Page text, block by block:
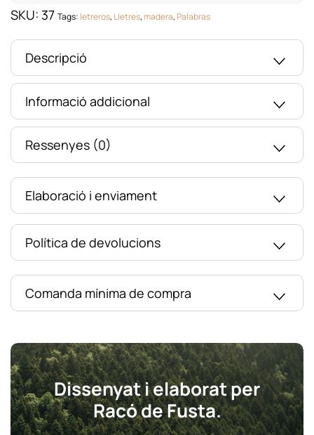
SKU: 37 Tags: letreros, Lletres,madera,Palabras
Descripció
Informació addicional
Ressenyes (0)
Elaboració i enviament
Política de devolucions
Comanda mínima de compra
Dissenyat i elaborat per
Racó de Fusta.